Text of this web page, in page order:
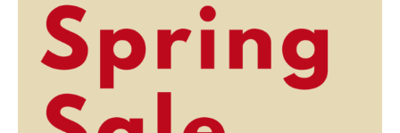
事業内容
ONLINE STORE
PERSONAL COLOR